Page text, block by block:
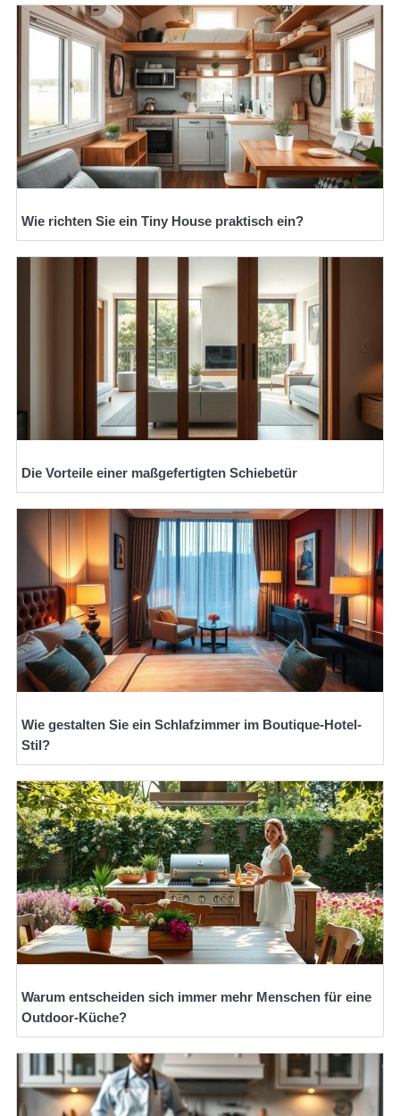
Wie richten Sie ein Tiny House praktisch ein?
Die Vorteile einer maßgefertigten Schiebetür
Wie gestalten Sie ein Schlafzimmer im Boutique-Hotel-
Stil?
Warum entscheiden sich immer mehr Menschen für eine
Outdoor-Küche?